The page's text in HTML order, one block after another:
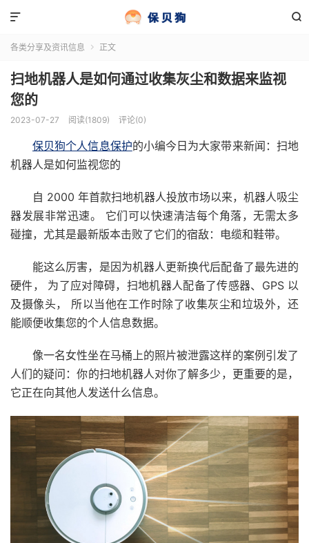


各类分享及资讯信息  正文
扫地机器人是如何通过收集灰尘和数据来监视
您的
2023-07-27 阅读(1809) 评论(0)
保贝狗个人信息保护的小编今日为大家带来新闻：扫地
机器人是如何监视您的
自 2000 年首款扫地机器人投放市场以来，机器人吸尘
器发展非常迅速。 它们可以快速清洁每个角落，无需太多
碰撞，尤其是最新版本击败了它们的宿敌：电缆和鞋带。
能这么厉害，是因为机器人更新换代后配备了最先进的
硬件， 为了应对障碍，扫地机器人配备了传感器、GPS 以
及摄像头， 所以当他在工作时除了收集灰尘和垃圾外，还
能顺便收集您的个人信息数据。
像一名女性坐在马桶上的照片被泄露这样的案例引发了
人们的疑问：你的扫地机器人对你了解多少，更重要的是，
它正在向其他人发送什么信息。